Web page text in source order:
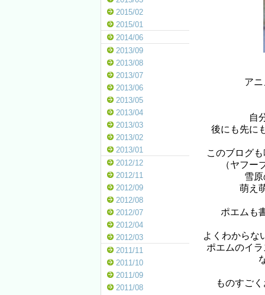
2015/02
2015/01
2014/06
2013/09
2013/08
2013/07
2013/06
2013/05
2013/04
2013/03
2013/02
2013/01
2012/12
2012/11
2012/09
2012/08
2012/07
2012/04
2012/03
2011/11
2011/10
2011/09
2011/08
ア
自
後にも先に
このブログ
（ヤフ
雪
萌え
ポエムも
よくわからな
ポエムのイ
ものすご